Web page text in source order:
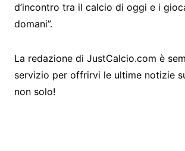
d’incontro tra il calcio di oggi e i
domani”.
La redazione di JustCalcio.com è
servizio per offrirvi le ultime notizie
non solo!